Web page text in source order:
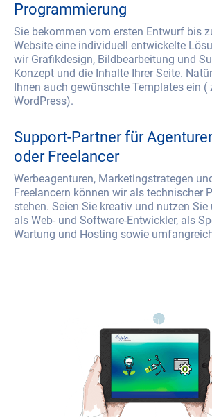
Programmierung
Sie bekommen vom ersten Entwurf bis
Website eine individuell entwickelte
wir Grafikdesign, Bildbearbeitung und
Konzept und die Inhalte Ihrer Seite.
Ihnen auch gewünschte Templates ein (
WordPress).
Support-Partner für
oder Freelancer
Werbeagenturen, Marketingstrategen
Freelancern können wir als technischer
stehen. Seien Sie kreativ und nutzen
als Web- und Software-Entwickler, als
Wartung und Hosting sowie